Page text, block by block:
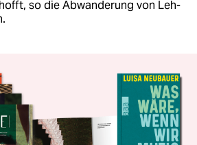
so die Abwanderung von Leh­